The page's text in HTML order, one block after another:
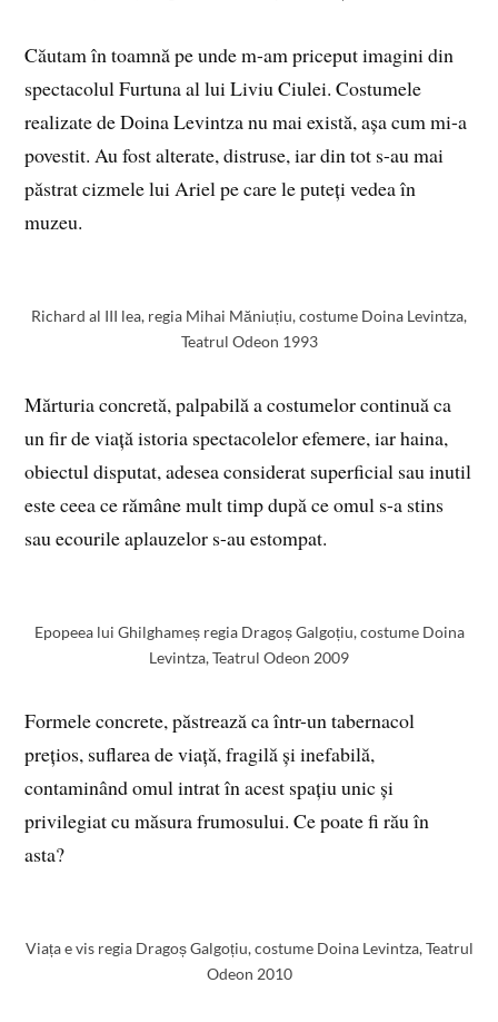
Căutam în toamnă pe unde m-am priceput imagini din
spectacolul Furtuna al lui Liviu Ciulei. Costumele
realizate de Doina Levintza nu mai există, așa cum mi-a
povestit. Au fost alterate, distruse, iar din tot s-au mai
păstrat cizmele lui Ariel pe care le puteți vedea în
muzeu.
Richard al III lea, regia Mihai Măniuțiu, costume Doina Levintza,
Teatrul Odeon 1993
Mărturia concretă, palpabilă a costumelor continuă ca
un fir de viață istoria spectacolelor efemere, iar haina,
obiectul disputat, adesea considerat superficial sau inutil
este ceea ce rămâne mult timp după ce omul s-a stins
sau ecourile aplauzelor s-au estompat.
Epopeea lui Ghilghameș regia Dragoș Galgoțiu, costume Doina
Levintza, Teatrul Odeon 2009
Formele concrete, păstrează ca într-un tabernacol
prețios, suflarea de viață, fragilă și inefabilă,
contaminând omul intrat în acest spațiu unic și
privilegiat cu măsura frumosului. Ce poate fi rău în
asta?
Viața e vis regia Dragoș Galgoțiu, costume Doina Levintza, Teatrul
Odeon 2010